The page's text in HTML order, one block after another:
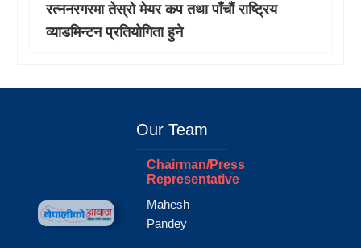
रत्ननरगरमा तेस्राे मेयर कप तथा पाँचौं राष्ट्रिय
व्याडमिन्टन प्रतियोगिता हुने
Our Team
Chairman/Press
Representative
Mahesh
Pandey